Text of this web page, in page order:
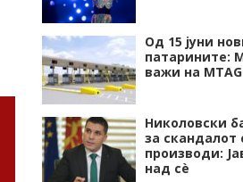
Од 15 јуни
патарините:
важи на
Николовски
за скандалот
производи:
над сѐ